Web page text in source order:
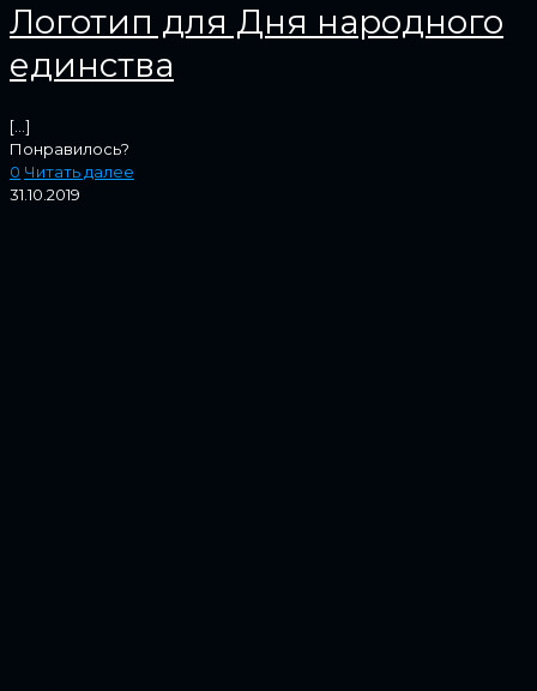
Логотип для Дня народного
единства
[…]
Понравилось?
0 Читать далее
31.10.2019